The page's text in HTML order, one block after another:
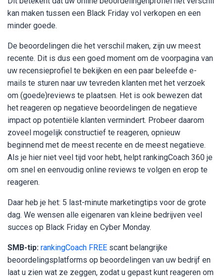
kan maken tussen een Black Friday vol verkopen en een
minder goede.
De beoordelingen die het verschil maken, zijn uw meest
recente. Dit is dus een goed moment om de voorpagina van
uw recensieprofiel te bekijken en een paar beleefde e-
mails te sturen naar uw tevreden klanten met het verzoek
om (goede)reviews te plaatsen. Het is ook bewezen dat
het reageren op negatieve beoordelingen de negatieve
impact op potentiële klanten vermindert. Probeer daarom
zoveel mogelijk constructief te reageren, opnieuw
beginnend met de meest recente en de meest negatieve.
Als je hier niet veel tijd voor hebt, helpt rankingCoach 360 je
om snel en eenvoudig online reviews te volgen en erop te
reageren.
Daar heb je het: 5 last-minute marketingtips voor de grote
dag. We wensen alle eigenaren van kleine bedrijven veel
succes op Black Friday en Cyber ​​Monday.
SMB-tip: rankingCoach FREE scant belangrijke
beoordelingsplatforms op beoordelingen van uw bedrijf en
laat u zien wat ze zeggen, zodat u gepast kunt reageren om